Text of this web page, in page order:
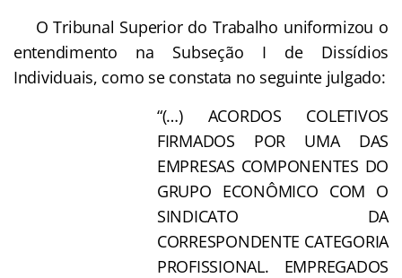
O Tribunal Superior do Trabalho uniformizou o
entendimento na Subseção I de Dissídios
Individuais, como se constata no seguinte julgado:
“(…) ACORDOS COLETIVOS
FIRMADOS POR UMA DAS
EMPRESAS COMPONENTES DO
GRUPO ECONÔMICO COM O
SINDICATO DA
CORRESPONDENTE CATEGORIA
PROFISSIONAL. EMPREGADOS